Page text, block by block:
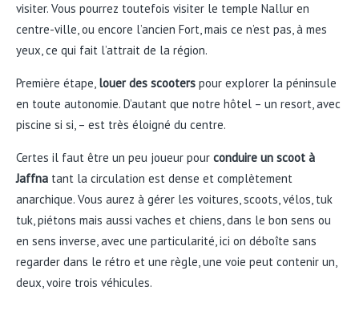
visiter. Vous pourrez toutefois visiter le temple Nallur en
centre-ville, ou encore l’ancien Fort, mais ce n’est pas, à mes
yeux, ce qui fait l’attrait de la région.
Première étape, louer des scooters pour explorer la péninsule
en toute autonomie. D’autant que notre hôtel – un resort, avec
piscine si si, – est très éloigné du centre.
Certes il faut être un peu joueur pour conduire un scoot à
Jaffna tant la circulation est dense et complètement
anarchique. Vous aurez à gérer les voitures, scoots, vélos, tuk
tuk, piétons mais aussi vaches et chiens, dans le bon sens ou
en sens inverse, avec une particularité, ici on déboîte sans
regarder dans le rétro et une règle, une voie peut contenir un,
deux, voire trois véhicules.